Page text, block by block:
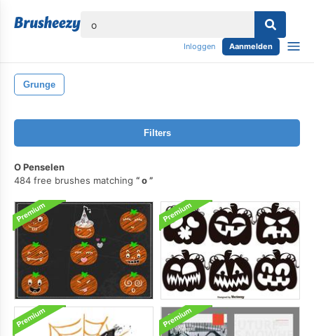
Inloggen Aanmelden
Grunge
Filters
O Penselen
484 free brushes matching
o